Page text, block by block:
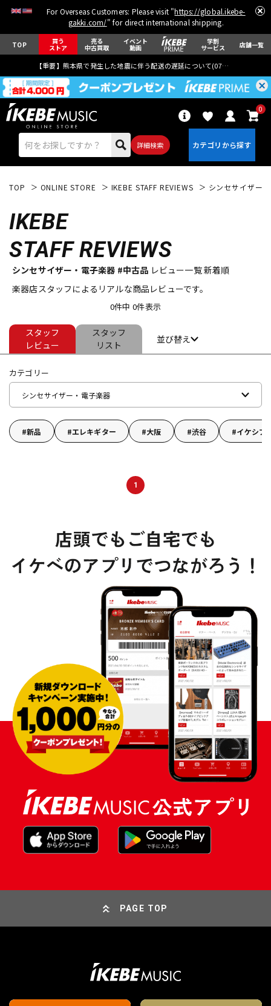
For Overseas Customers: Please visit "https://global.ikebe-
gakki.com/" for direct international shipping.
TOP 買う
ストア
売る
中古買取
イベント
動画
学割
サービス 店舗一覧
【重要】熊本県で発生した地震に伴う配送の遅延について(07月29日
詳細検索
0
エレキギター
ベース ウクレレ
ドラム パーカッション
管楽器 その他楽器
配信/ライブ機器 楽器アクセサリ
ヴィンテージ
TOP ONLINE STORE IKEBE STAFF REVIEWS シンセサイザー
IKEBE
STAFF REVIEWS
シンセサイザー・電子楽器 #中古品 レビュー一覧 新着順
楽器店スタッフによるリアルな商品レビューです。
0件中 0件表示
スタッフ
レビュー
スタッフ
リスト
並び替え
カテゴリー
シンセサイザー・電子楽器
新品 エレキギター 大阪 渋谷 イケシブ
1
PAGE TOP